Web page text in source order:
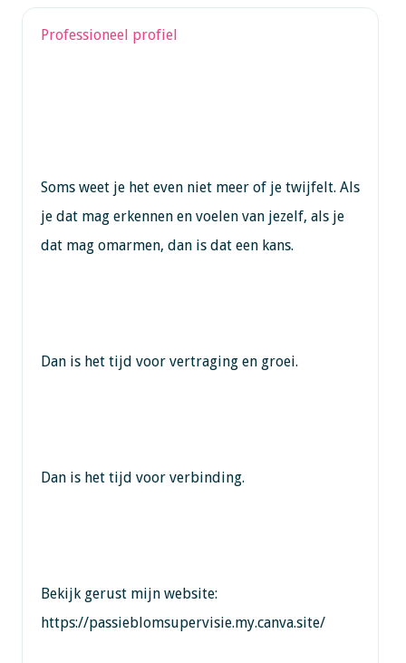
Professioneel profiel
Soms weet je het even niet meer of je twijfelt. Als
je dat mag erkennen en voelen van jezelf, als je
dat mag omarmen, dan is dat een kans.
Dan is het tijd voor vertraging en groei.
Dan is het tijd voor verbinding.
Bekijk gerust mijn website:
https://passieblomsupervisie.my.canva.site/